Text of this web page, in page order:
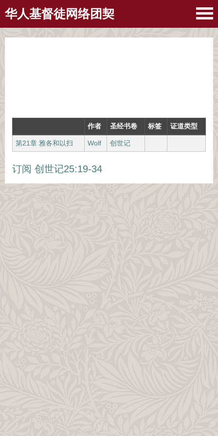
华人基督徒网络团契
作者 圣经书卷 标签 证道类型
第21章 雅各和以扫 Wolf 创世记
订阅 创世记25:19-34